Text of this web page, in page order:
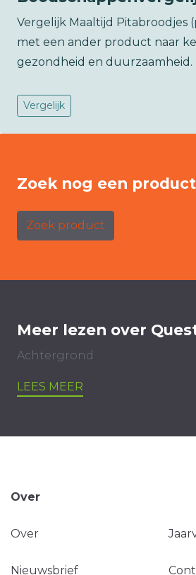
Vergelijk Maaltijd Pitabroodjes
met een ander product naar
gezondheid en duurzaamheid.
Vergelijk
Zoek nog een
Zoek product
Meer lezen over
Achtergrond
LEES MEER
Over
Over
Nieuwsbrief